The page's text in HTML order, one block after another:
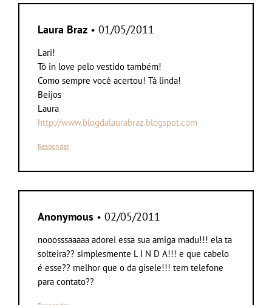
Laura Braz • 01/05/2011
Lari!
Tô in love pelo vestido também!
Como sempre você acertou! Tá linda!
Beijos
Laura
http://www.blogdalaurabraz.blogspot.com
Responder
Anonymous • 02/05/2011
nooosssaaaaa adorei essa sua amiga madu!!! ela ta
solteira?? simplesmente L I N D A!!! e que cabelo
é esse?? melhor que o da gisele!!! tem telefone
para contato??